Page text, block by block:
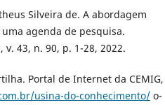
Silveira de. A abordagem
agenda de pesquisa.
v. 43, n. 90, p. 1-28, 2022.
Portal de Internet da CEMIG,
usina-do-conhecimento/ o-